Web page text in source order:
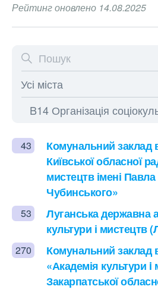
Рейтинг оновлено 14.08.2025
43
Комунальний заклад
Київської обласної
мистецтв імені Павла
Чубинського»
53
Луганська державна
культури і мистецтв
270
Комунальний заклад
«Академія культури i
Закарпатської